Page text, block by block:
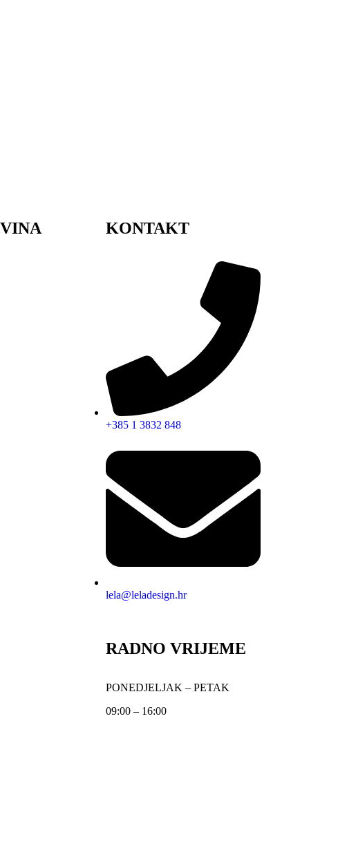
KONTAKT
+385 1 3832 848
lela@leladesign.hr
RADNO VRIJEME
PONEDJELJAK – PETAK
09:00 – 16:00